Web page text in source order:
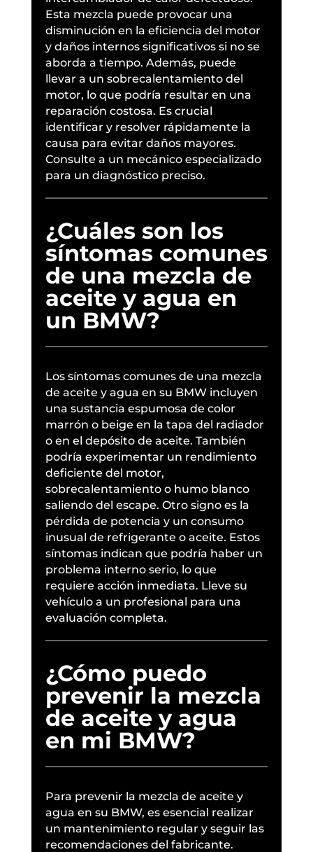
Esta mezcla puede provocar una
disminución en la eficiencia del motor
y daños internos significativos si no se
aborda a tiempo. Además, puede
llevar a un sobrecalentamiento del
motor, lo que podría resultar en una
reparación costosa. Es crucial
identificar y resolver rápidamente la
causa para evitar daños mayores.
Consulte a un mecánico especializado
para un diagnóstico preciso.
¿Cuáles son los
síntomas comunes
de una mezcla de
aceite y agua en
un BMW?
Los síntomas comunes de una mezcla
de aceite y agua en su BMW incluyen
una sustancia espumosa de color
marrón o beige en la tapa del radiador
o en el depósito de aceite. También
podría experimentar un rendimiento
deficiente del motor,
sobrecalentamiento o humo blanco
saliendo del escape. Otro signo es la
pérdida de potencia y un consumo
inusual de refrigerante o aceite. Estos
síntomas indican que podría haber un
problema interno serio, lo que
requiere acción inmediata. Lleve su
vehículo a un profesional para una
evaluación completa.
¿Cómo puedo
prevenir la mezcla
de aceite y agua
en mi BMW?
Para prevenir la mezcla de aceite y
agua en su BMW, es esencial realizar
un mantenimiento regular y seguir las
recomendaciones del fabricante.